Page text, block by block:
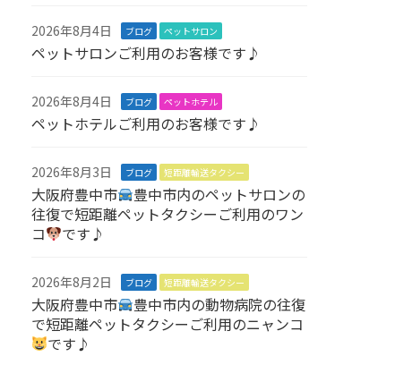
2026年8月4日 ブログ ペットサロン
ペットサロンご利用のお客様です♪
2026年8月4日 ブログ ペットホテル
ペットホテルご利用のお客様です♪
2026年8月3日 ブログ 短距離輸送タクシー
大阪府豊中市
豊中市内のペットサロンの
往復で短距離ペットタクシーご利用のワン
コ
です♪
2026年8月2日 ブログ 短距離輸送タクシー
大阪府豊中市
豊中市内の動物病院の往復
で短距離ペットタクシーご利用のニャンコ
です♪